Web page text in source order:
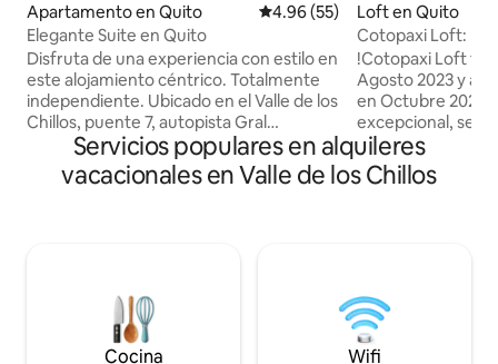
Apartamento en Quito Calificación promedio: 4.96 de
4.96 (55)
Elegante Suite en Quito
Disfruta de una experiencia con estilo en
este alojamiento céntrico. Totalmente
independiente. Ubicado en el Valle de los
Chillos, puente 7, autopista Gral
Ruminahui. A 25 minutos del Centro
Histórico de Quito, a 15 minutos del C.C.
San Luis. El transporte público está a 5
bosque muy bonito, lleno de senderos
para caminar y respiratory aire puro.
Loft en Quito
Cotopaxi Loft:
innovación
!Cotopaxi Loft
Agosto 2023 y
en Octubre 2023!
excepcional,
ubicado cerca de
más visitados de
has llegado al
entrelazando lo
para ofrecerte
inolvidable.
Servicios populares en alquileres
vacacionales en Valle de los Chillos
Cocina Wifi